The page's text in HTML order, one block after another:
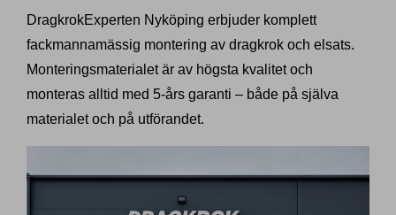
DragkrokExperten Nyköping erbjuder komplett
fackmannamässig montering av dragkrok och elsats.
Monteringsmaterialet är av högsta kvalitet och
monteras alltid med 5-års garanti – både på själva
materialet och på utförandet.